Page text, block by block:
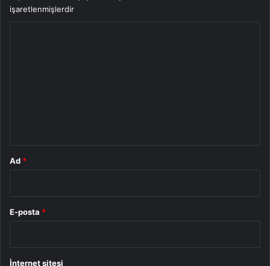
işaretlenmişlerdir
Ad *
E-posta *
İnternet sitesi